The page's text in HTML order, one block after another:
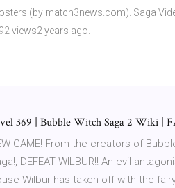
(by match3news.com). Saga
views2 years ago.
369 | Bubble Witch Saga 2 Wiki |
GAME! From the creators of
DEFEAT WILBUR!! An evil
Wilbur has taken off with the